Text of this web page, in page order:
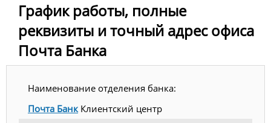
График работы, полные
реквизиты и точный адрес офиса
Почта Банка
Наименование отделения банка:
Почта БанкКлиентский центр